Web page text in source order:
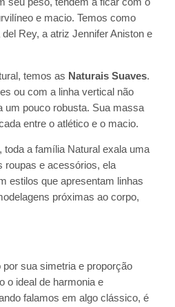
e macio. Temos como
Rey, a atriz Jennifer Aniston e
temos as Naturais Suaves.
ou com a linha vertical não
um pouco robusta. Sua massa
entre o atlético e o macio.
toda a família Natural exala uma
roupas e acessórios, ela
estilos que apresentam linhas
próximas ao corpo,
sua simetria e proporção
o ideal de harmonia e
falamos em algo clássico, é